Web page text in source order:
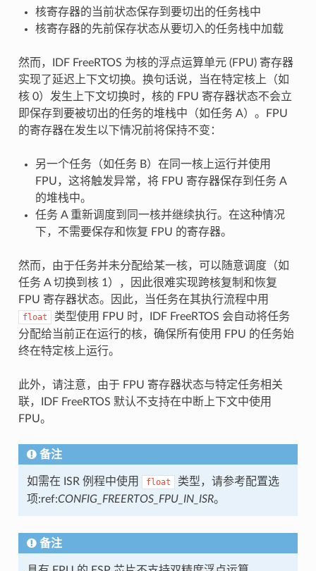
核寄存器的当前状态保存到要切出的任务栈中
核寄存器的先前保存状态从要切入的任务栈中加载
然而，IDF FreeRTOS 为核的浮点运算单元 (FPU) 寄存器
实现了延迟上下文切换。换句话说，当在特定核上（如
核 0）发生上下文切换时，核的 FPU 寄存器状态不会立
即保存到要被切出的任务的堆栈中（如任务 A）。FPU
的寄存器在发生以下情况前将保持不变：
另一个任务（如任务 B）在同一核上运行并使用
FPU，这将触发异常，将 FPU 寄存器保存到任务 A
的堆栈中。
任务 A 重新调度到同一核并继续执行。在这种情况
下，不需要保存和恢复 FPU 的寄存器。
然而，由于任务并未分配给某一核，可以随意调度（如
任务 A 切换到核 1），因此很难实现跨核复制和恢复
FPU 寄存器状态。因此，当任务在其执行流程中用
float
类型使用 FPU 时，IDF FreeRTOS 会自动将任务
分配给当前正在运行的核，确保所有使用 FPU 的任务始
终在特定核上运行。
此外，请注意，由于 FPU 寄存器状态与特定任务相关
联，IDF FreeRTOS 默认不支持在中断上下文中使用
FPU。
备注
如需在 ISR 例程中使用 float
类型，请参考配置选
项:ref:CONFIG_FREERTOS_FPU_IN_ISR。
备注